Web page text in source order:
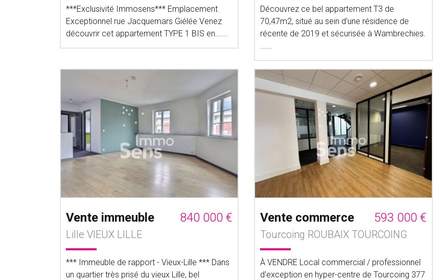
***Exclusivité Immosens*** Emplacement
Exceptionnel rue Jacquemars Giélée Venez
découvrir cet appartement TYPE 1 BIS en......
Découvrez ce bel appartement T3 de
70,47m2, situé au sein d'une résidence de
récente de 2019 et sécurisée à Wambrechies.
......
Vente immeuble 840 000 €
Lille VIEUX LILLE
*** Immeuble de rapport - Vieux-Lille *** Dans
un quartier très prisé du vieux Lille, bel
Vente commerce 593 000 €
Tourcoing ROUBAIX TOURCOING
À VENDRE Local commercial / professionnel
d'exception en hyper-centre de Tourcoing 377